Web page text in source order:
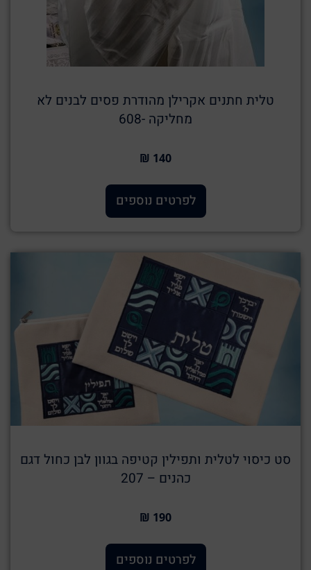
טלית חתנים אקרילן מהודרת פסים לבנים לא
מחליקה -608
140 ₪
לפרטים נוספים
סט כיסוי לטלית ותפילין קטיפה בגוון לבן כחול דגם
כהנים – 207
190 ₪
לפרטים נוספים